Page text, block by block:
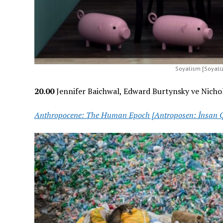
Soyalism
20.00Jennifer Baichwal, Edward Burtynsky ve
Anthropocene: The Human Epoch [Antroposen: İnsan